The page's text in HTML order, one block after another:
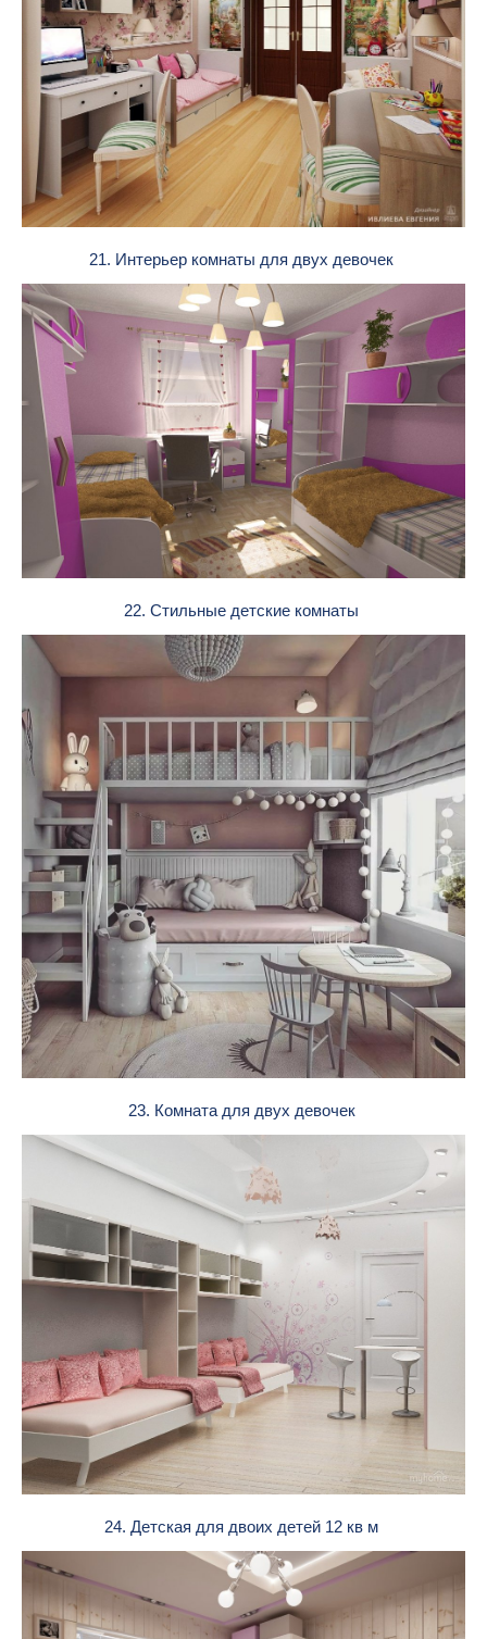
21. Интерьер комнаты для двух девочек
22. Стильные детские комнаты
23. Комната для двух девочек
24. Детская для двоих детей 12 кв м